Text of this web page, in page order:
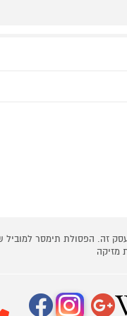
זה. הפסולת תימסר
מזיקה